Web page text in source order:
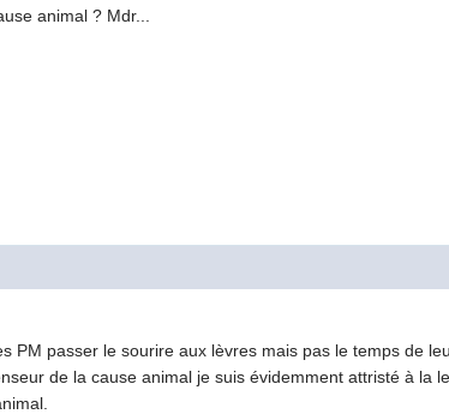
animal ? Mdr...
PM passer le sourire aux lèvres mais pas le temps de
de la cause animal je suis évidemment attristé à la